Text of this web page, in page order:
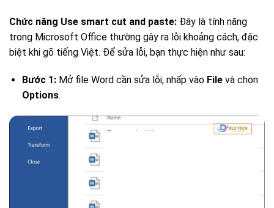
Chức năng Use smart cut and paste: Đây là tính năng
trong Microsoft Office thường gây ra lỗi khoảng cách, đặc
biệt khi gõ tiếng Việt. Để sửa lỗi, bạn thực hiện như sau:
Bước 1:Mở file Word cần sửa lỗi, nhấp vào Filevà chọn
Options.